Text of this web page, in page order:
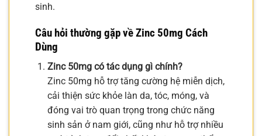
sinh.
Câu hỏi thường gặp về Zinc 50mg Cách
Dùng
Zinc 50mg có tác dụng gì chính?
Zinc 50mg hỗ trợ tăng cường hệ miễn dịch,
cải thiện sức khỏe làn da, tóc, móng, và
đóng vai trò quan trọng trong chức năng
sinh sản ở nam giới, cũng như hỗ trợ nhiều